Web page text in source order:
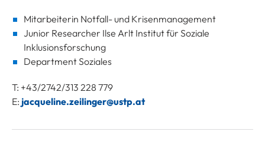
Mitarbeiterin Notfall- und Krisenmanagement
Junior Researcher Ilse Arlt Institut für Soziale
Inklusionsforschung
Department Soziales
T: +43/2742/313 228 779
E: jacqueline.zeilinger@ustp.at